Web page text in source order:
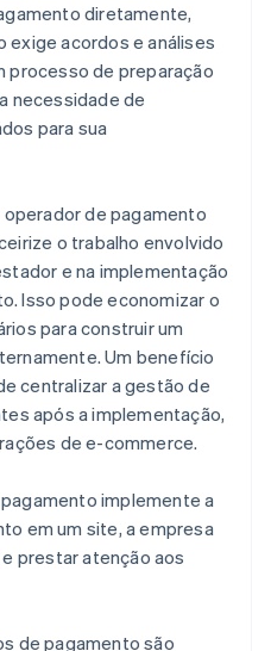
diretamente,
exige acordos e análises
processo de preparação
necessidade de
para sua
operador de pagamento
o trabalho envolvido
e na implementação
Isso pode economizar o
para construir um
Um benefício
centralizar a gestão de
após a implementação,
de e-commerce.
implemente a
em um site, a empresa
prestar atenção aos
de pagamento são